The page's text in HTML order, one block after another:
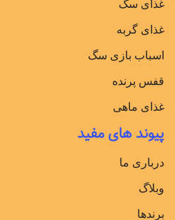
غذای سگ
غذای گربه
اسباب بازی سگ
قفس پرنده
غذای ماهی
پیوند های مفید
درباری ما
وبلاگ
برندها